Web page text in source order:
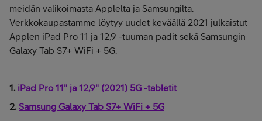
meidän valikoimasta Applelta ja Samsungilta.
Verkkokaupastamme löytyy uudet keväällä 2021 julkaistut
Applen iPad Pro 11 ja 12,9 -tuuman padit sekä Samsungin
Galaxy Tab S7+ WiFi + 5G.
1. iPad Pro 11" ja 12,9" (2021) 5G -tabletit
2. Samsung Galaxy Tab S7+ WiFi + 5G